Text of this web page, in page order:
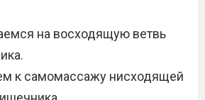
на восходящую ветвь
к самомассажу нисходящей